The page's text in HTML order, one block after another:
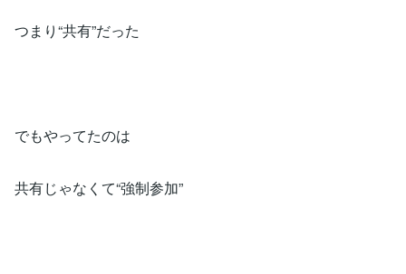
つまり“共有”だった
でもやってたのは
共有じゃなくて“強制参加”